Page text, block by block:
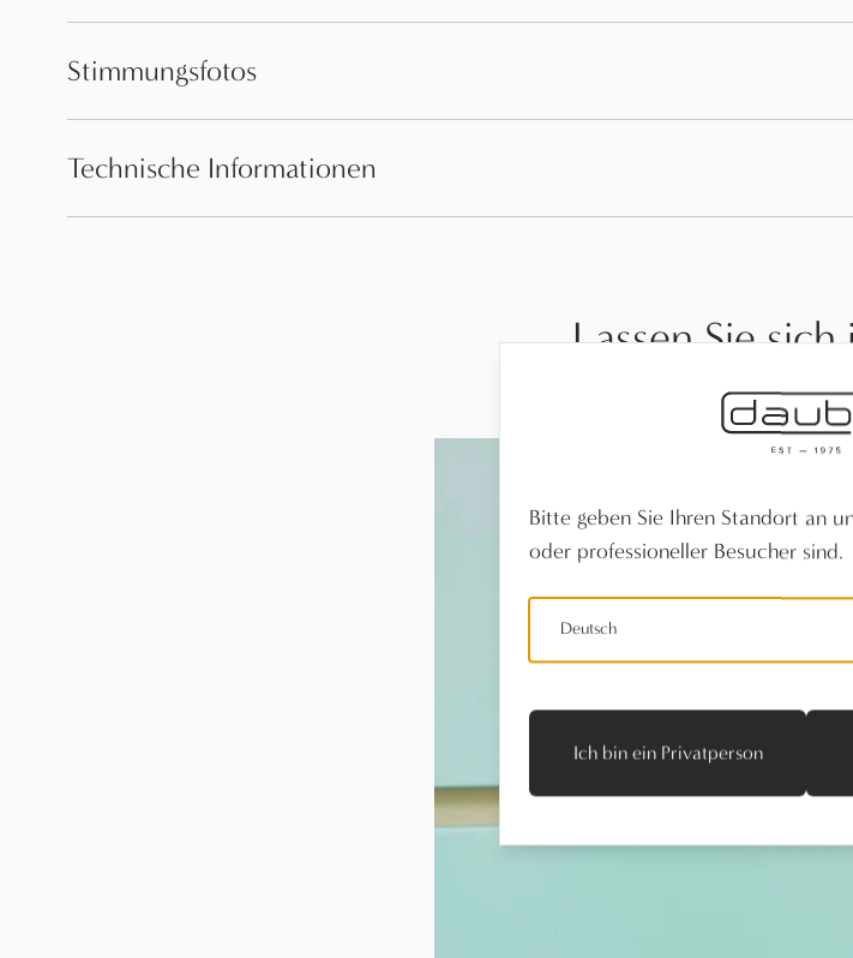
Stimmungsfotos
Technische Informationen
Lassen Sie sich
Bitte geben Sie Ihren Standort an
oder professioneller Besucher sind.
Deutsch
Ich bin ein Privatperson